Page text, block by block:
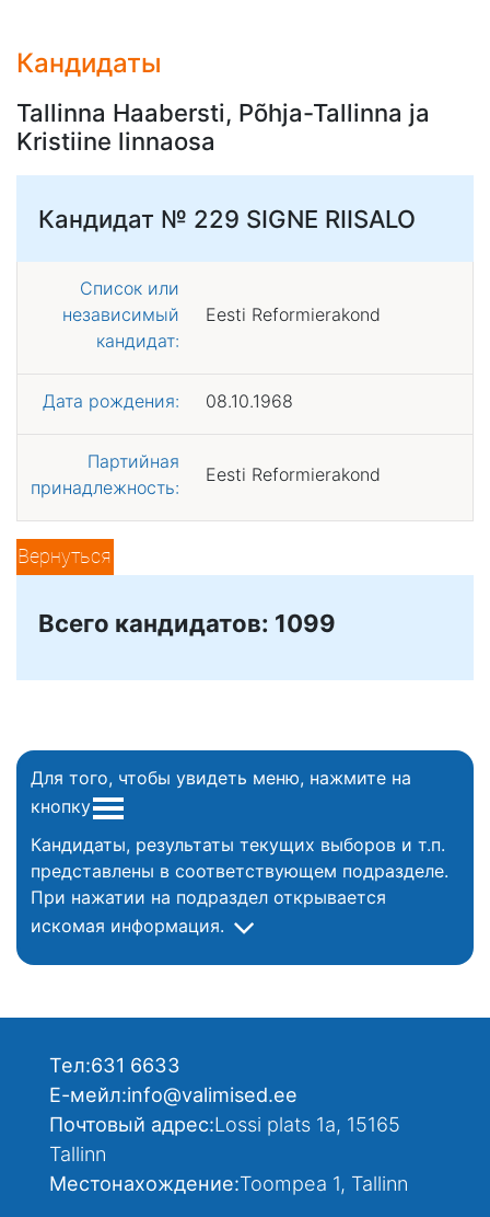
Кандидаты
Tallinna Haabersti, Põhja-Tallinna ja
Kristiine linnaosa
Кандидат № 229 SIGNE RIISALO
Список или
независимый
кандидат:
Eesti Reformierakond
Дата рождения: 08.10.1968
Партийная
принадлежность:
Eesti Reformierakond
Вернуться
Всего кандидатов: 1099
Для того, чтобы увидеть меню, нажмите на
кнопку
Кандидаты, результаты текущих выборов и т.п.
представлены в соответствующем подразделе.
При нажатии на подраздел открывается
искомая информация.
Тел:631 6633
Е-мейл:info@valimised.ee
Почтовый адрес:Lossi plats 1a, 15165
Tallinn
Местонахождение:Toompea 1, Tallinn